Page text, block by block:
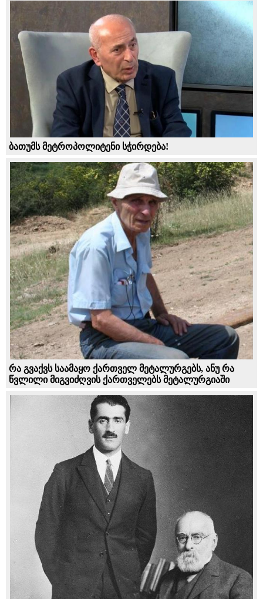
ბათუმს მეტროპოლიტენი სჭირდება!
რა გვაქვს საამაყო ქართველ მეტალურგებს, ანუ რა
წვლილი მიგვიძღვის ქართველებს მეტალურგიაში